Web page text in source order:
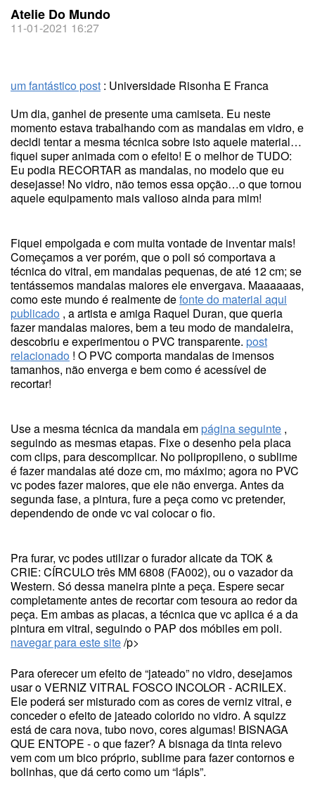
Atelie Do Mundo
11-01-2021 16:27
um fantástico post : Universidade Risonha E Franca
Um dia, ganhei de presente uma camiseta. Eu neste
momento estava trabalhando com as mandalas em vidro, e
decidi tentar a mesma técnica sobre isto aquele material…
fiquei super animada com o efeito! E o melhor de TUDO:
Eu podia RECORTAR as mandalas, no modelo que eu
desejasse! No vidro, não temos essa opção…o que tornou
aquele equipamento mais valioso ainda para mim!
Fiquei empolgada e com muita vontade de inventar mais!
Começamos a ver porém, que o poli só comportava a
técnica do vitral, em mandalas pequenas, de até 12 cm; se
tentássemos mandalas maiores ele envergava. Maaaaaas,
como este mundo é realmente defonte do material aqui
publicado , a artista e amiga Raquel Duran, que queria
fazer mandalas maiores, bem a teu modo de mandaleira,
descobriu e experimentou o PVC transparente. post
relacionado ! O PVC comporta mandalas de imensos
tamanhos, não enverga e bem como é acessível de
recortar!
Use a mesma técnica da mandala empágina seguinte ,
seguindo as mesmas etapas. Fixe o desenho pela placa
com clips, para descomplicar. No polipropileno, o sublime
é fazer mandalas até doze cm, mo máximo; agora no PVC
vc podes fazer maiores, que ele não enverga. Antes da
segunda fase, a pintura, fure a peça como vc pretender,
dependendo de onde vc vai colocar o fio.
Pra furar, vc podes utilizar o furador alicate da TOK &
CRIE: CÍRCULO três MM 6808 (FA002), ou o vazador da
Western. Só dessa maneira pinte a peça. Espere secar
completamente antes de recortar com tesoura ao redor da
peça. Em ambas as placas, a técnica que vc aplica é a da
pintura em vitral, seguindo o PAP dos móbiles em poli.
navegar para este site/p>
Para oferecer um efeito de “jateado” no vidro, desejamos
usar o VERNIZ VITRAL FOSCO INCOLOR - ACRILEX.
Ele poderá ser misturado com as cores de verniz vitral, e
conceder o efeito de jateado colorido no vidro. A squizz
está de cara nova, tubo novo, cores algumas! BISNAGA
QUE ENTOPE - o que fazer? A bisnaga da tinta relevo
vem com um bico próprio, sublime para fazer contornos e
bolinhas, que dá certo como um “lápis”.